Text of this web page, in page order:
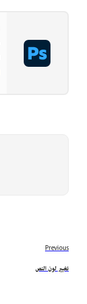
Previous
تغيير لون النص